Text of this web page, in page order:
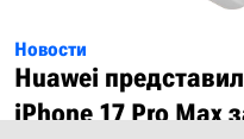
Новости
Huawei
iPhone 17 Pro Max